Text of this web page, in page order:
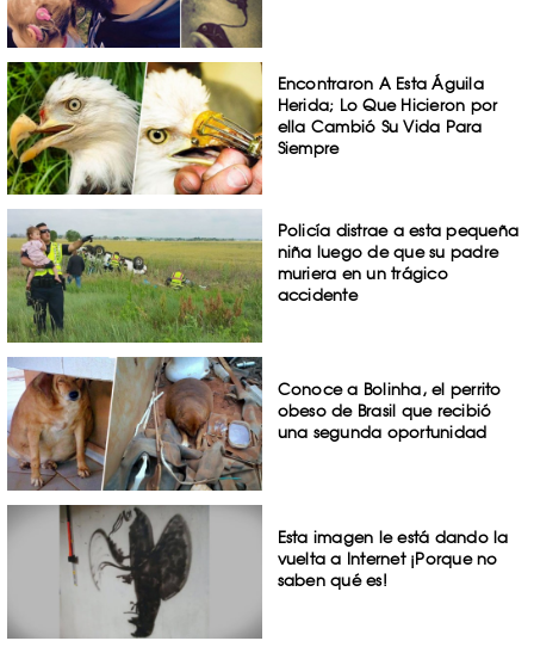
Encontraron A Esta Águila
Herida; Lo Que Hicieron por
ella Cambió Su Vida Para
Siempre
Policía distrae a esta pequeña
niña luego de que su padre
muriera en un trágico
accidente
Conoce a Bolinha, el perrito
obeso de Brasil que recibió
una segunda oportunidad
Esta imagen le está dando la
vuelta a Internet ¡Porque no
saben qué es!